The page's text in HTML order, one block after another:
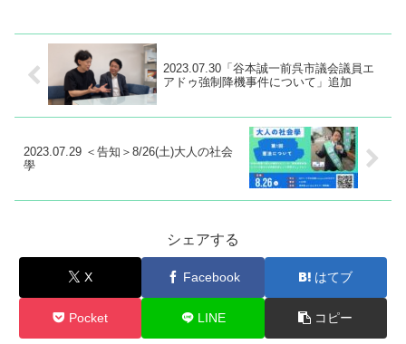
2023.07.30「谷本誠一前呉市議会議員エ
アドゥ強制降機事件について」追加
2023.07.29 ＜告知＞8/26(土)大人の社会
學
シェアする
X Facebook はてブ
Pocket LINE コピー